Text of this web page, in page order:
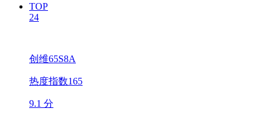
TOP
24
创维65S8A
热度指数165
9.1 分